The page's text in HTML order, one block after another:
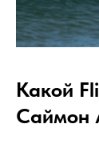
Какой
Саймон